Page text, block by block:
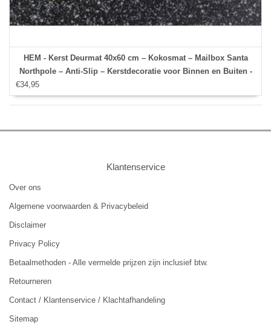
HEM - Kerst Deurmat 40x60 cm – Kokosmat – Mailbox Santa
Northpole – Anti-Slip – Kerstdecoratie voor Binnen en Buiten -
€34,95
Klantenservice
Over ons
Algemene voorwaarden & Privacybeleid
Disclaimer
Privacy Policy
Betaalmethoden - Alle vermelde prijzen zijn inclusief btw.
Retourneren
Contact / Klantenservice / Klachtafhandeling
Sitemap